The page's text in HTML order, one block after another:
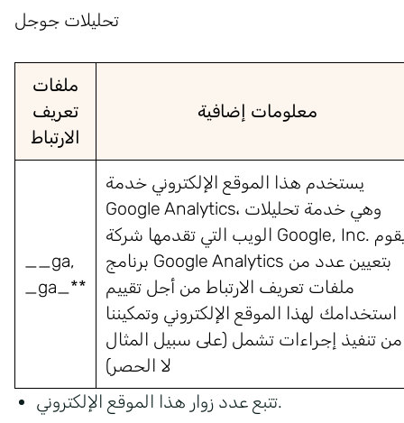
تحليلات جوجل
ملفات
تعريف
الارتباط
معلومات إضافية
__ga,
_ga_**
يستخدم هذا الموقع الإلكتروني خدمة
Google Analytics، وهي خدمة تحليلات
الويب التي تقدمها شركة Google, Inc. يقوم
برنامج Google Analytics بتعيين عدد من
ملفات تعريف الارتباط من أجل تقييم
استخدامك لهذا الموقع الإلكتروني وتمكيننا
من تنفيذ إجراءات تشمل (على سبيل المثال
لا الحصر)
تتبع عدد زوار هذا الموقع الإلكتروني.